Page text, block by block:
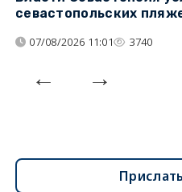
севастопольских
07/08/2026 11:01 3740